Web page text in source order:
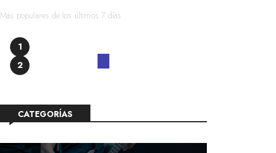
Más populares de los últimos 7 días
1
2
CATEGORÍAS